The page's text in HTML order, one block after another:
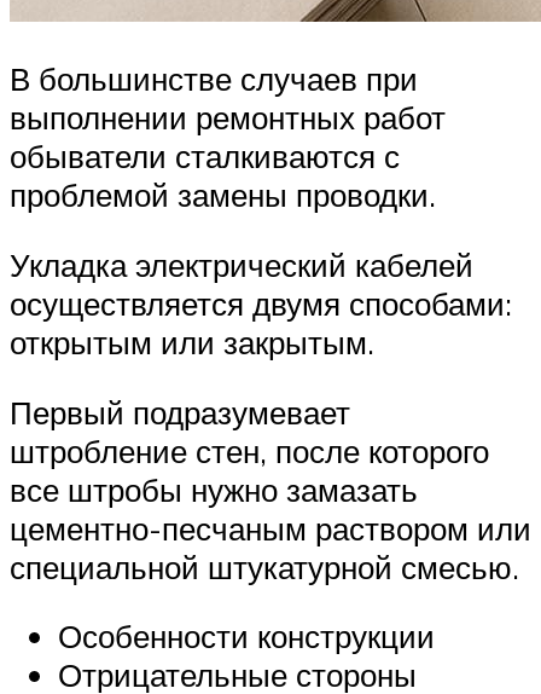
В большинстве случаев при
выполнении ремонтных работ
обыватели сталкиваются с
проблемой замены проводки.
Укладка электрический кабелей
осуществляется двумя способами:
открытым или закрытым.
Первый подразумевает
штробление стен, после которого
все штробы нужно замазать
цементно-песчаным раствором или
специальной штукатурной смесью.
Особенности конструкции
Отрицательные стороны